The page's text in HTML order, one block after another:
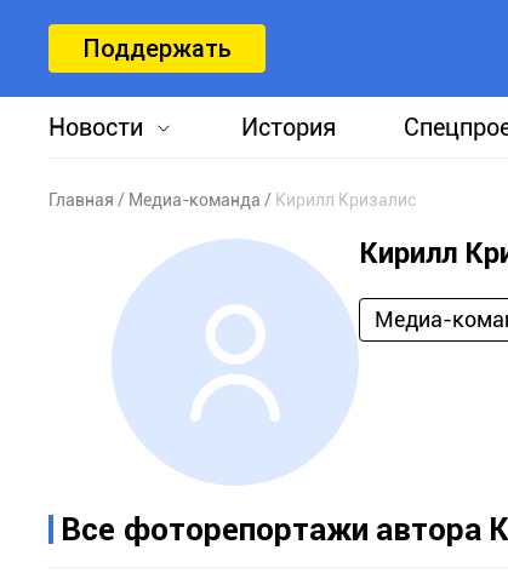
Поддержать
Новости История
Главная Медиа-команда Кирилл Кризалис
Кирилл
Медиа-
Все фоторепортажи автора